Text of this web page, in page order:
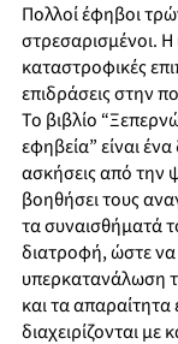
Πολλοί έφηβοι
στρεσαρισμένοι.
καταστροφικές
επιδράσεις στην
Το βιβλίο
εφηβεία” είναι
ασκήσεις από την
βοηθήσει τους
τα συναισθήματά
διατροφή, ώστε να
υπερκατανάλωση
και τα
διαχειρίζονται